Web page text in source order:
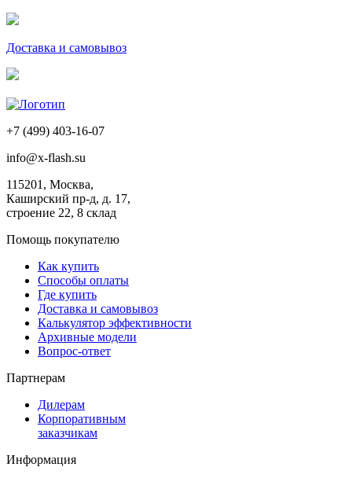
Доставка и самовывоз
+7 (499) 403-16-07
info@x-flash.su
115201, Москва,
Каширский пр-д, д. 17,
строение 22, 8 склад
Помощь покупателю
Как купить
Способы оплаты
Где купить
Доставка и самовывоз
Калькулятор эффективности
Архивные модели
Вопрос-ответ
Партнерам
Дилерам
Корпоративным
заказчикам
Информация